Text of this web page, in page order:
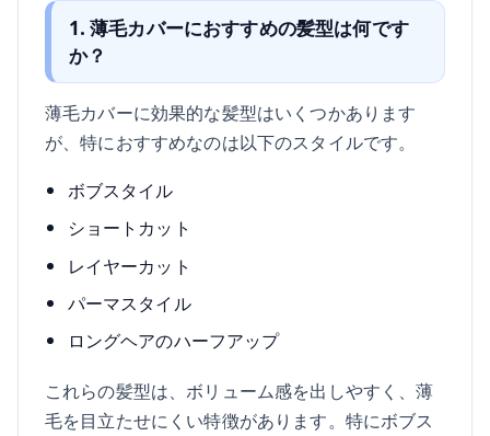
1. 薄毛カバーにおすすめの髪型は何です
か？
薄毛カバーに効果的な髪型はいくつかあります
が、特におすすめなのは以下のスタイルです。
ボブスタイル
ショートカット
レイヤーカット
パーマスタイル
ロングヘアのハーフアップ
これらの髪型は、ボリューム感を出しやすく、薄
毛を目立たせにくい特徴があります。特にボブス